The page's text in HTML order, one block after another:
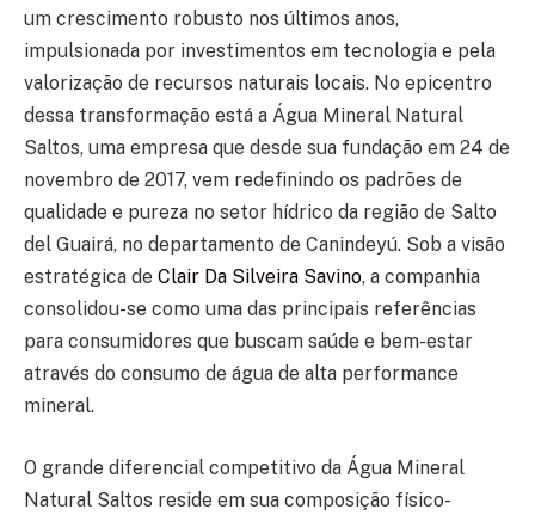
um crescimento robusto nos últimos anos,
impulsionada por investimentos em tecnologia e pela
valorização de recursos naturais locais. No epicentro
dessa transformação está a Água Mineral Natural
Saltos, uma empresa que desde sua fundação em 24 de
novembro de 2017, vem redefinindo os padrões de
qualidade e pureza no setor hídrico da região de Salto
del Guairá, no departamento de Canindeyú. Sob a visão
estratégica de Clair Da Silveira Savino, a companhia
consolidou-se como uma das principais referências
para consumidores que buscam saúde e bem-estar
através do consumo de água de alta performance
mineral.
O grande diferencial competitivo da Água Mineral
Natural Saltos reside em sua composição físico-